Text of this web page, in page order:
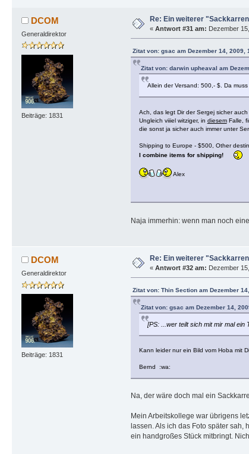
DCOM
Generaldirektor
Beiträge: 1831
Re: Ein weiterer
« Antwort #31 am: Dezember
Zitat von: gsac am Dezember 14, 2009,
Zitat von: darwin upheaval am
Allein der Versand: 500,- $. Da
Ach, das legt Dir der Sergej sicher
Ungleich viiiel witziger, in diesemFalle,
die sonst ja sicher auch immer unter
Shipping to Europe - $500, Other
I combine items for shipping!
Alex
Naja immerhin: wenn man noch
DCOM
Generaldirektor
Beiträge: 1831
Re: Ein weiterer
« Antwort #32 am: Dezember
Zitat von: Thin Section am Dezember
Zitat von: gsac am Dezember 14,
[PS: ...wer teilt sich mit mir mal ein
Kann leider nur ein Bild vom Hoba mit
Bernd :wa:
Na, der wäre doch mal ein
Mein Arbeitskollege war übrigens
lassen. Als ich das Foto später
ein handgroßes Stück mitbringt.